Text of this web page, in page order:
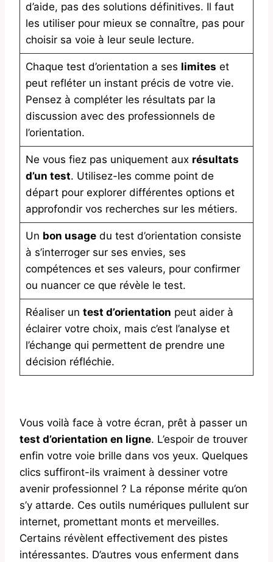
d’aide, pas des solutions définitives. Il faut
les utiliser pour mieux se connaître, pas pour
choisir sa voie à leur seule lecture.
Chaque test d’orientation a ses limites et
peut refléter un instant précis de votre vie.
Pensez à compléter les résultats par la
discussion avec des professionnels de
l’orientation.
Ne vous fiez pas uniquement aux résultats
d’un test. Utilisez-les comme point de
départ pour explorer différentes options et
approfondir vos recherches sur les métiers.
Un bon usagedu test d’orientation consiste
à s’interroger sur ses envies, ses
compétences et ses valeurs, pour confirmer
ou nuancer ce que révèle le test.
Réaliser un test d’orientation peut aider à
éclairer votre choix, mais c’est l’analyse et
l’échange qui permettent de prendre une
décision réfléchie.
Vous voilà face à votre écran, prêt à passer un
test d’orientation en ligne. L’espoir de trouver
enfin votre voie brille dans vos yeux. Quelques
clics suffiront-ils vraiment à dessiner votre
avenir professionnel ? La réponse mérite qu’on
s’y attarde. Ces outils numériques pullulent sur
internet, promettant monts et merveilles.
Certains révèlent effectivement des pistes
intéressantes. D’autres vous enferment dans